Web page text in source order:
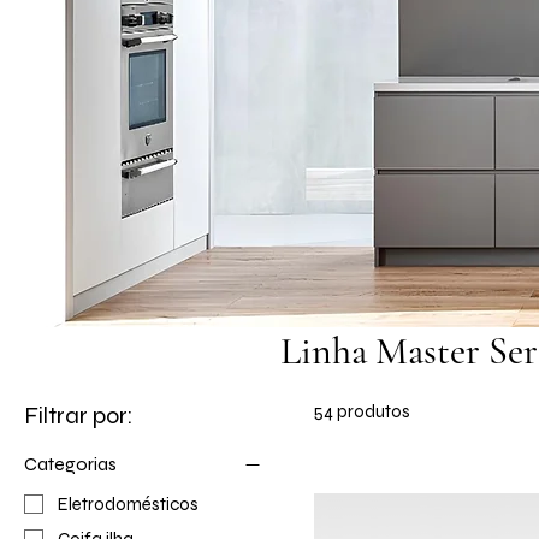
Linha Master
Filtrar por:
Categorias
Eletrodomésticos
54 produtos